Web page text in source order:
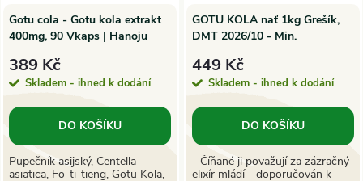
Gotu cola - Gotu kola extrakt
400mg, 90 Vkaps | Hanoju
389 Kč
Skladem - ihned k dodání
DO KOŠÍKU
Pupečník asijský, Centella
asiatica, Fo-ti-tieng, Gotu Kola,
GOTU KOLA nať 1kg Grešík,
DMT 2026/10 - Min.
449 Kč
Skladem - ihned k dodání
DO KOŠÍKU
- Číňané ji považují za zázračný
elixír mládí - doporučován k